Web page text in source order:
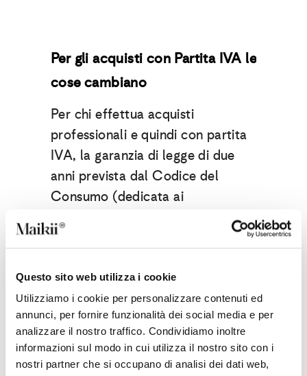
Questo sito web utilizza i cookie
Utilizziamo i cookie per personalizzare contenuti ed
annunci, per fornire funzionalità dei social media e per
analizzare il nostro traffico. Condividiamo inoltre
informazioni sul modo in cui utilizza il nostro sito con i
nostri partner che si occupano di analisi dei dati web,
Per gli acquisti con Partita IVA le
cose cambiano
Per chi effettua acquisti
professionali e quindi con partita
IVA, la garanzia di legge di due
anni prevista dal Codice del
Consumo (dedicata ai
consumatori finali)
valida
e viene invece applicata
Codice Civile oppure, a scelta,
quella convenzionale determinata
liberamente dal produttore.